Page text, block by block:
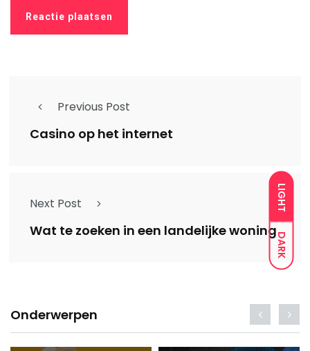
LIGHT
DARK
Previous Post
Casino op het internet
Next Post
Wat te zoeken in een landelijke woning
Onderwerpen